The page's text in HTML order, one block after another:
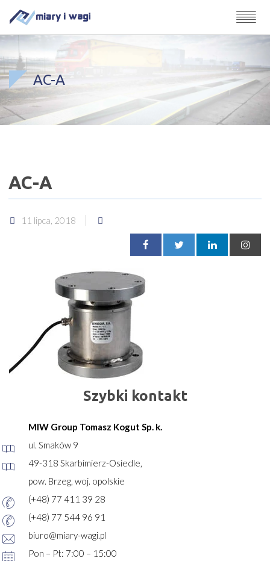
AC-A
AC-A
11 lipca, 2018
Szybki kontakt
MIW Group Tomasz Kogut Sp. k.
ul. Smaków 9
49-318 Skarbimierz-Osiedle,
pow. Brzeg, woj. opolskie
(+48) 77 411 39 28
(+48) 77 544 96 91
biuro@miary-wagi.pl
Pon – Pt: 7:00 – 15:00